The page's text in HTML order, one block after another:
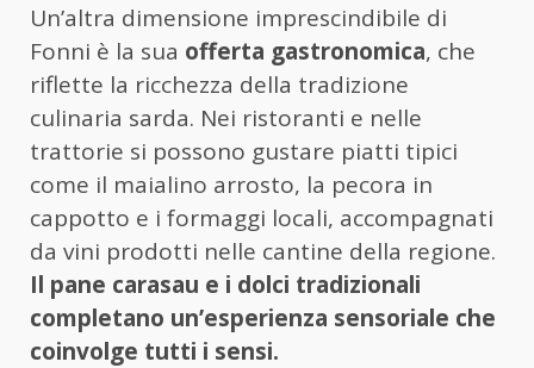
Un’altra dimensione imprescindibile di
Fonni è la sua offerta gastronomica, che
riflette la ricchezza della tradizione
culinaria sarda. Nei ristoranti e nelle
trattorie si possono gustare piatti tipici
come il maialino arrosto, la pecora in
cappotto e i formaggi locali, accompagnati
da vini prodotti nelle cantine della regione.
Il pane carasau e i dolci tradizionali
completano un’esperienza sensoriale che
coinvolge tutti i sensi.